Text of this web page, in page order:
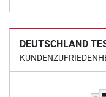
DEUTSCHLAND